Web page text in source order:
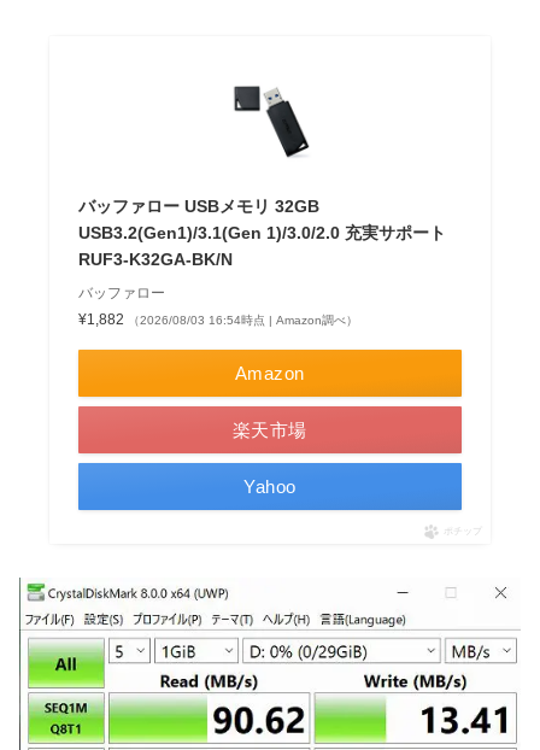
バッファロー USBメモリ 32GB
USB3.2(Gen1)/3.1(Gen 1)/3.0/2.0 充実サポート
RUF3-K32GA-BK/N
バッファロー
¥1,882
（2026/08/03 16:54時点 | Amazon調べ）
Amazon
楽天市場
Yahoo
ポチップ